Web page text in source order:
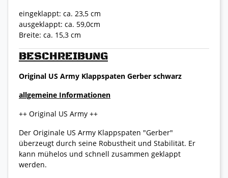
BESCHREIBUNG
Original US Army Klappspaten Gerber schwarz
allgemeine Informationen
++ Original US Army ++
Der Originale US Army Klappspaten "Gerber"
überzeugt durch seine Robustheit und Stabilität. Er
kann mühelos und schnell zusammen geklappt
werden.
eingeklappt: ca. 23,5 cm
ausgeklappt: ca. 59,0cm
Breite: ca. 15,3 cm